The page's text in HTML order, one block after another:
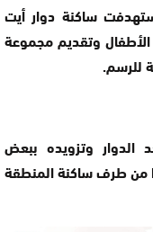
ساكنة دوار أيت
وتقديم مجموعة
للرسم.
وتزويده ببعض
من طرف ساكنة المنطقة